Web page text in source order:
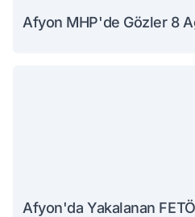
Afyon MHP'de Gözler 8
Afyon'da Yakalanan